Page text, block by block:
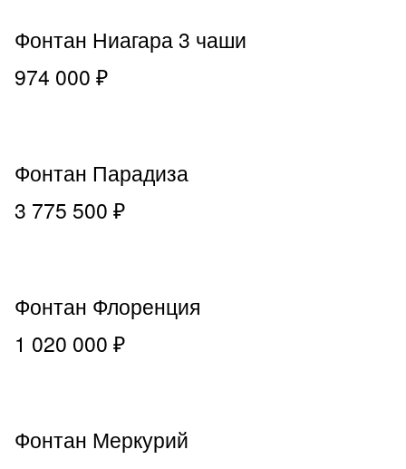
Фонтан Ниагара 3 чаши
974 000 ₽
Фонтан Парадиза
3 775 500 ₽
Фонтан Флоренция
1 020 000 ₽
Фонтан Меркурий